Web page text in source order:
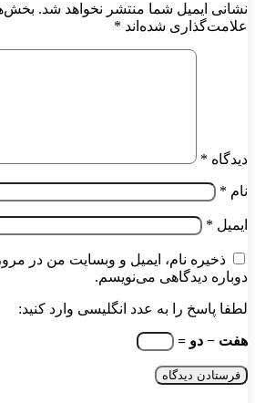
نشانی ایمیل شما منتشر نخواهد شد.
علامت‌گذاری شده‌اند *
دیدگاه *
نام *
ایمیل *
ذخیره نام، ایمیل و وبسایت من در
دوباره دیدگاهی می‌نویسم.
لطفا پاسخ را به عدد انگلیسی وارد کنید:
هفت − دو =